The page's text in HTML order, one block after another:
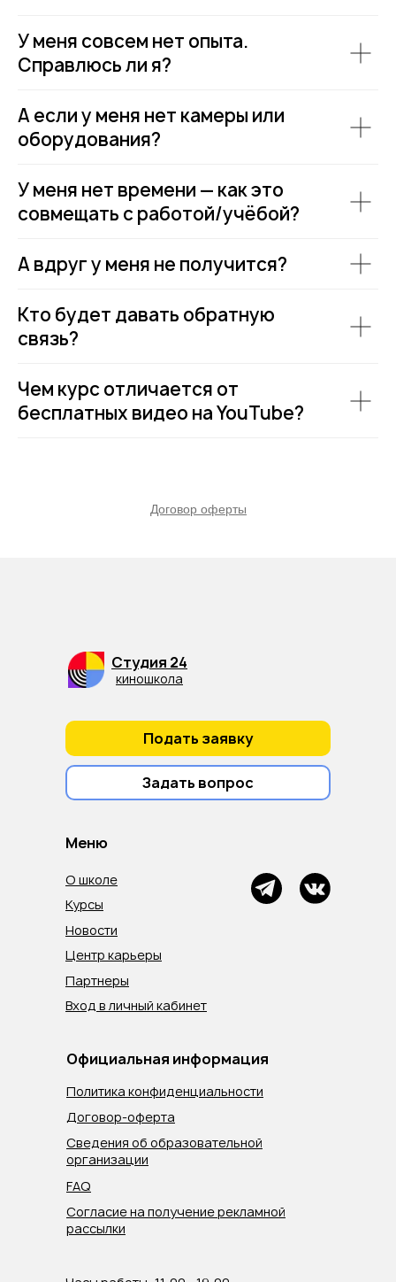
У меня совсем нет опыта.
Справлюсь ли я?
А если у меня нет камеры или
оборудования?
У меня нет времени — как это
совмещать с работой/учёбой?
А вдруг у меня не получится?
Кто будет давать обратную
связь?
Чем курс отличается от
бесплатных видео на YouTube?
Договор оферты
Студия 24
киношкола
Меню
Официальная информация
О школе
Курсы
Политика конфиденциальности
Договор-оферта
Сведения об образовательной
организации
Согласие на получение рекламной
рассылки
FAQ
Новости
Подать заявку
Задать вопрос
Вход в личный кабинет
Партнеры
Центр карьеры